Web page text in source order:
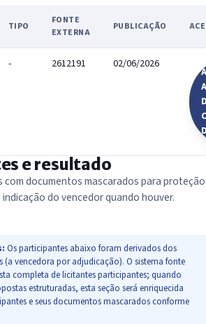
TIPO
FONTE
EXTERNA
PUBLICAÇÃO
- 2612191 02/06/2026
e resultado
com documentos mascarados para proteção
do vencedor quando houver.
Os participantes abaixo foram derivados dos
(a vencedora por adjudicação). O sistema fonte
completa de licitantes participantes; quando
estruturadas, esta seção será enriquecida
e seus documentos mascarados conforme